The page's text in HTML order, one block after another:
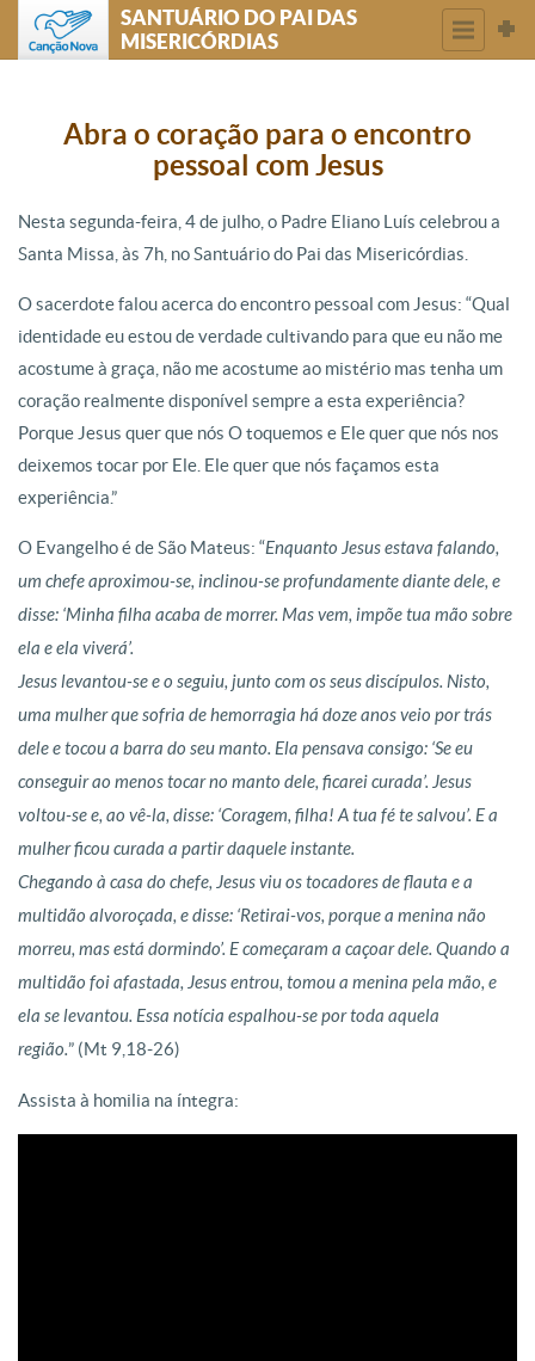
SANTUÁRIO DO PAI DAS
MISERICÓRDIAS
Abra o coração para o encontro
pessoal com Jesus
Nesta segunda-feira, 4 de julho, o Padre Eliano Luís celebrou a
Santa Missa, às 7h, no Santuário do Pai das Misericórdias.
O sacerdote falou acerca do encontro pessoal com Jesus: “Qual
identidade eu estou de verdade cultivando para que eu não me
acostume à graça, não me acostume ao mistério mas tenha um
coração realmente disponível sempre a esta experiência?
Porque Jesus quer que nós O toquemos e Ele quer que nós nos
deixemos tocar por Ele. Ele quer que nós façamos esta
experiência.”
O Evangelho é de São Mateus: “Enquanto Jesus estava falando,
um chefe aproximou-se, inclinou-se profundamente diante dele, e
disse: ‘Minha filha acaba de morrer. Mas vem, impõe tua mão sobre
ela e ela viverá’.
Jesus levantou-se e o seguiu, junto com os seus discípulos. Nisto,
uma mulher que sofria de hemorragia há doze anos veio por trás
dele e tocou a barra do seu manto. Ela pensava consigo: ‘Se eu
conseguir ao menos tocar no manto dele, ficarei curada’. Jesus
voltou-se e, ao vê-la, disse: ‘Coragem, filha! A tua fé te salvou’. E a
mulher ficou curada a partir daquele instante.
Chegando à casa do chefe, Jesus viu os tocadores de flauta e a
multidão alvoroçada, e disse: ‘Retirai-vos, porque a menina não
morreu, mas está dormindo’. E começaram a caçoar dele. Quando a
multidão foi afastada, Jesus entrou, tomou a menina pela mão, e
ela se levantou. Essa notícia espalhou-se por toda aquela
região.” (Mt 9,18-26)
Assista à homilia na íntegra: